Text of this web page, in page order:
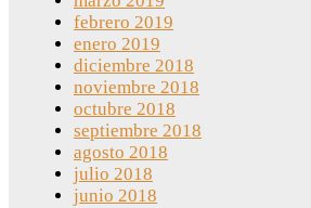
febrero 2019
enero 2019
diciembre 2018
noviembre 2018
octubre 2018
septiembre 2018
agosto 2018
julio 2018
junio 2018